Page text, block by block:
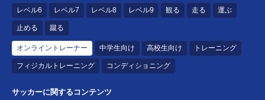
レベル6 レベル7 レベル8 レベル9 観る 走る 運ぶ
止める 蹴る
オンライントレーナー 中学生向け 高校生向け トレーニング
フィジカルトレーニング コンディショニング
サッカーに関するコンテンツ